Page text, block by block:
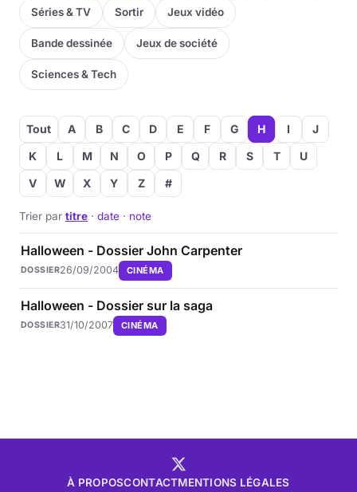
Séries & TV Sortir Jeux vidéo
Bande dessinée Jeux de société
Sciences & Tech
Tout A B C D E F G H I
J
K
L M N O P Q R S T
U
V
W X Y Z #
Trier par titre · date · note
Halloween - Dossier John Carpenter
DOSSIER26/09/2004 CINÉMA
Halloween - Dossier sur la saga
DOSSIER31/10/2007 CINÉMA
À PROPOSCONTACTMENTIONS LÉGALES